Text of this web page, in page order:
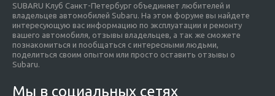
SUBARU Клуб Санкт-Петербург объединяет любителей и
владельцев автомобилей Subaru. На этом форуме вы найдете
интересующую вас информацию по эксплуатации и ремонту
вашего автомобиля, отзывы владельцев, а так же сможете
познакомиться и пообщаться с интересными людьми,
поделиться своим опытом или просто оставить отзывы о
Subaru.
Мы в социальных сетях